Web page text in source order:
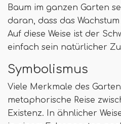
Baum im ganzen Garten
daran, dass das
Auf diese Weise ist der
einfach sein natürlicher
Symbolismus
Viele Merkmale des
metaphorische Reise
Existenz. In ähnlicher